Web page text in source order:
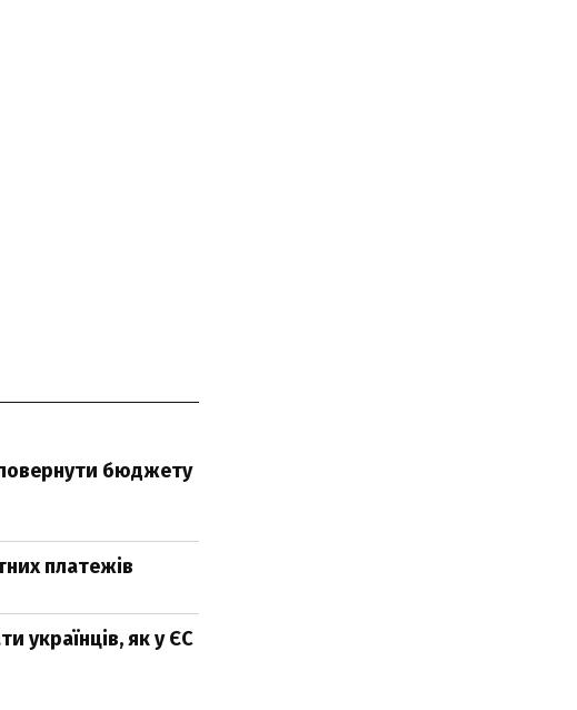
бюджету
платежів
українців, як у ЄС